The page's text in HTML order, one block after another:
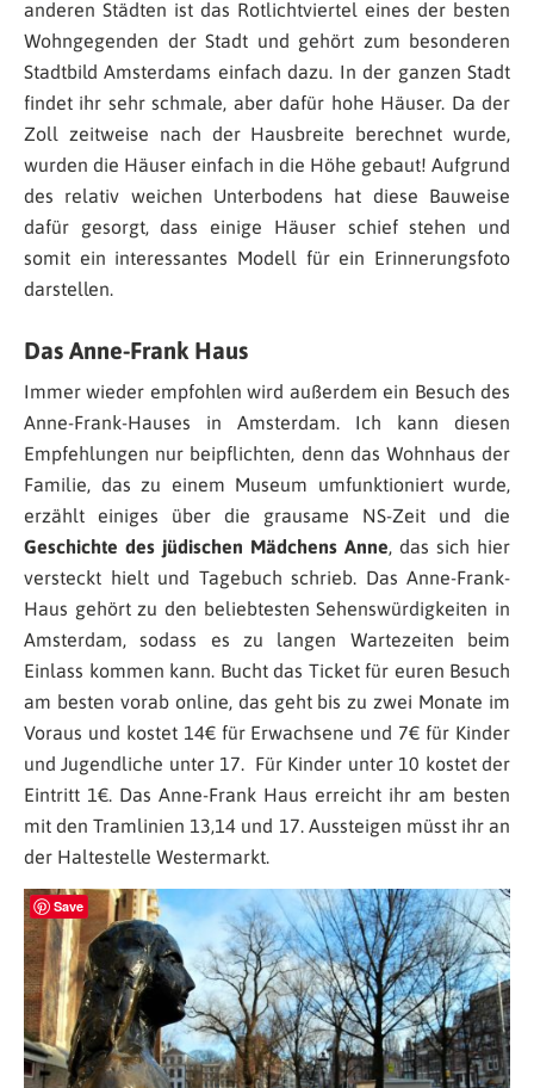
anderen Städten ist das Rotlichtviertel eines der besten
Wohngegenden der Stadt und gehört zum besonderen
Stadtbild Amsterdams einfach dazu. In der ganzen Stadt
findet ihr sehr schmale, aber dafür hohe Häuser. Da der
Zoll zeitweise nach der Hausbreite berechnet wurde,
wurden die Häuser einfach in die Höhe gebaut! Aufgrund
des relativ weichen Unterbodens hat diese Bauweise
dafür gesorgt, dass einige Häuser schief stehen und
somit ein interessantes Modell für ein Erinnerungsfoto
darstellen.
Das Anne-Frank Haus
Immer wieder empfohlen wird außerdem ein Besuch des
Anne-Frank-Hauses in Amsterdam. Ich kann diesen
Empfehlungen nur beipflichten, denn das Wohnhaus der
Familie, das zu einem Museum umfunktioniert wurde,
erzählt einiges über die grausame NS-Zeit und die
Geschichte des jüdischen Mädchens Anne, das sich hier
versteckt hielt und Tagebuch schrieb. Das Anne-Frank-
Haus gehört zu den beliebtesten Sehenswürdigkeiten in
Amsterdam, sodass es zu langen Wartezeiten beim
Einlass kommen kann. Bucht das Ticket für euren Besuch
am besten vorab online, das geht bis zu zwei Monate im
Voraus und kostet 14€ für Erwachsene und 7€ für Kinder
und Jugendliche unter 17. Für Kinder unter 10 kostet der
Eintritt 1€. Das Anne-Frank Haus erreicht ihr am besten
mit den Tramlinien 13,14 und 17. Aussteigen müsst ihr an
der Haltestelle Westermarkt.
Save